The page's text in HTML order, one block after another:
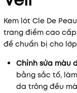
Kem lót Cle De
trang điểm cao
để chuẩn bị cho
Chỉnh sửa màu
bằng sắc tố,
da trông đều